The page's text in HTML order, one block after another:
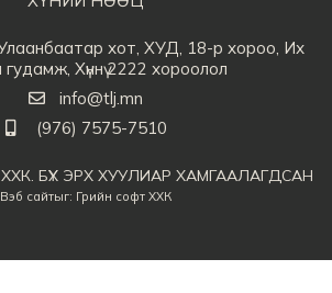
хот, ХУД, 18-р хороо, Их
Хүннү 2222 хороолол
info@tlj.mn
(976) 7575-7510
БҮХ ЭРХ ХУУЛИАР ХАМГААЛАГДСАН
Вэб сайтыг: Грийн софт ХХК